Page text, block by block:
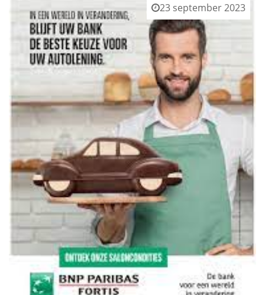
23 september 2023